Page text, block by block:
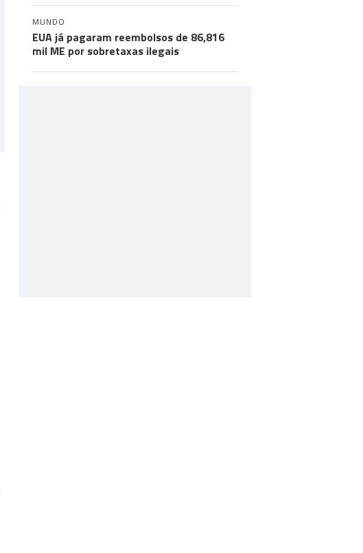
MUNDO
EUA já pagaram reembolsos de 86,816
mil ME por sobretaxas ilegais